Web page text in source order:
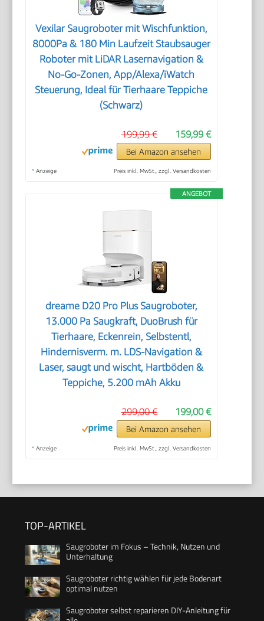
Vexilar Saugroboter mit Wischfunktion,
8000Pa & 180 Min Laufzeit Staubsauger
Roboter mit LiDAR Lasernavigation &
No-Go-Zonen, App/Alexa/iWatch
Steuerung, Ideal für Tierhaare Teppiche
(Schwarz)
159,99 €
199,99 €
Bei Amazon ansehen
* Anzeige Preis inkl. MwSt., zzgl. Versandkosten
ANGEBOT
dreame D20 Pro Plus Saugroboter,
13.000 Pa Saugkraft, DuoBrush für
Tierhaare, Eckenrein, Selbstentl,
Hindernisverm. m. LDS-Navigation &
Laser, saugt und wischt, Hartböden &
Teppiche, 5.200 mAh Akku
199,00 €
299,00 €
Bei Amazon ansehen
* Anzeige Preis inkl. MwSt., zzgl. Versandkosten
TOP-ARTIKEL
Saugroboter im Fokus – Technik, Nutzen und
Unterhaltung
Saugroboter richtig wählen für jede Bodenart
optimal nutzen
Saugroboter selbst reparieren DIY-Anleitung für